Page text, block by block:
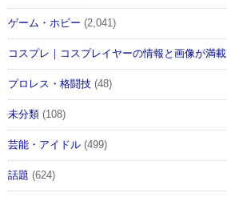
ゲーム・ホビー (2,041)
コスプレ｜コスプレイヤーの情報と画像が満載
プロレス・格闘技 (48)
未分類 (108)
芸能・アイドル (499)
話題 (624)